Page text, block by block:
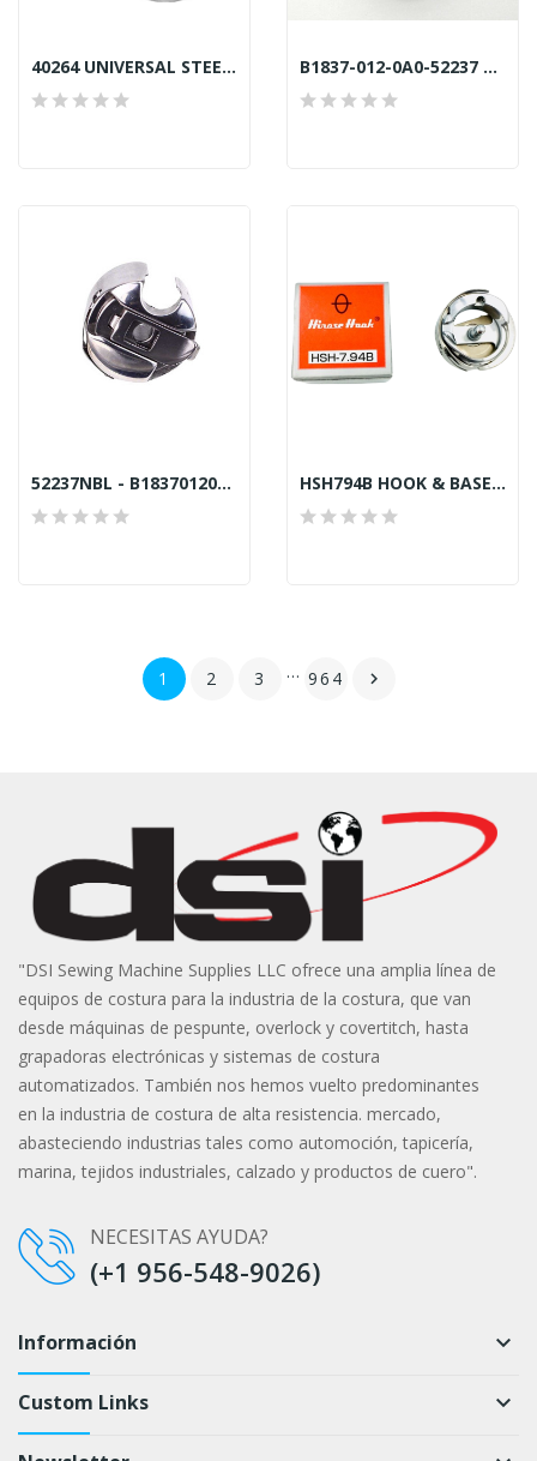
40264 UNIVERSAL STEEL BOBBIN SEKI JAPAN B1837-012-0A0-52237 BOBBIN CASE JUKI GENUINE
52237NBL - B18370120A0 BOBBIN CASE GENUINE TOWA... HSH794B HOOK & BASE GENUINE HIROSE
1 2 3 … 964 
"DSI Sewing Machine Supplies LLC ofrece una amplia línea de
equipos de costura para la industria de la costura, que van
desde máquinas de pespunte, overlock y covertitch, hasta
grapadoras electrónicas y sistemas de costura
automatizados. También nos hemos vuelto predominantes
en la industria de costura de alta resistencia. mercado,
abasteciendo industrias tales como automoción, tapicería,
marina, tejidos industriales, calzado y productos de cuero".
NECESITAS AYUDA?
(+1 956-548-9026)
Información keyboard_arrow_down
Custom Links keyboard_arrow_down